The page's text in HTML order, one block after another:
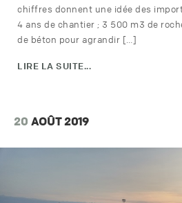
chiffres donnent une idée des
4 ans de chantier ; 3 500 m3 de
de béton pour agrandir […]
LIRE LA SUITE...
20 AOÛT 2019